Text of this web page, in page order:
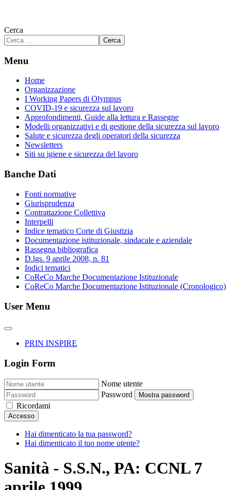
Cerca
Cerca
Menu
Home
Organizzazione
I Working Papers di Olympus
COVID-19 e sicurezza sul lavoro
Approfondimenti, Guide alla lettura e Rassegne
Modelli organizzativi e di gestione della sicurezza sul lavoro
Salute e sicurezza degli operatori della sicurezza
Newsletters
Siti su igiene e sicurezza del lavoro
Banche Dati
Fonti normative
Giurisprudenza
Contrattazione Collettiva
Interpelli
Indice tematico Corte di Giustizia
Documentazione istituzionale, sindacale e aziendale
Rassegna bibliografica
D.lgs. 9 aprile 2008, n. 81
Indici tematici
CoReCo Marche Documentazione Istituzionale
CoReCo Marche Documentazione Istituzionale (Cronologico)
User Menu
PRIN INSPIRE
Login Form
Nome utente
Password
Mostra password
Ricordami
Accesso
Hai dimenticato la tua password?
Hai dimenticato il tuo nome utente?
Sanità - S.S.N., PA: CCNL 7